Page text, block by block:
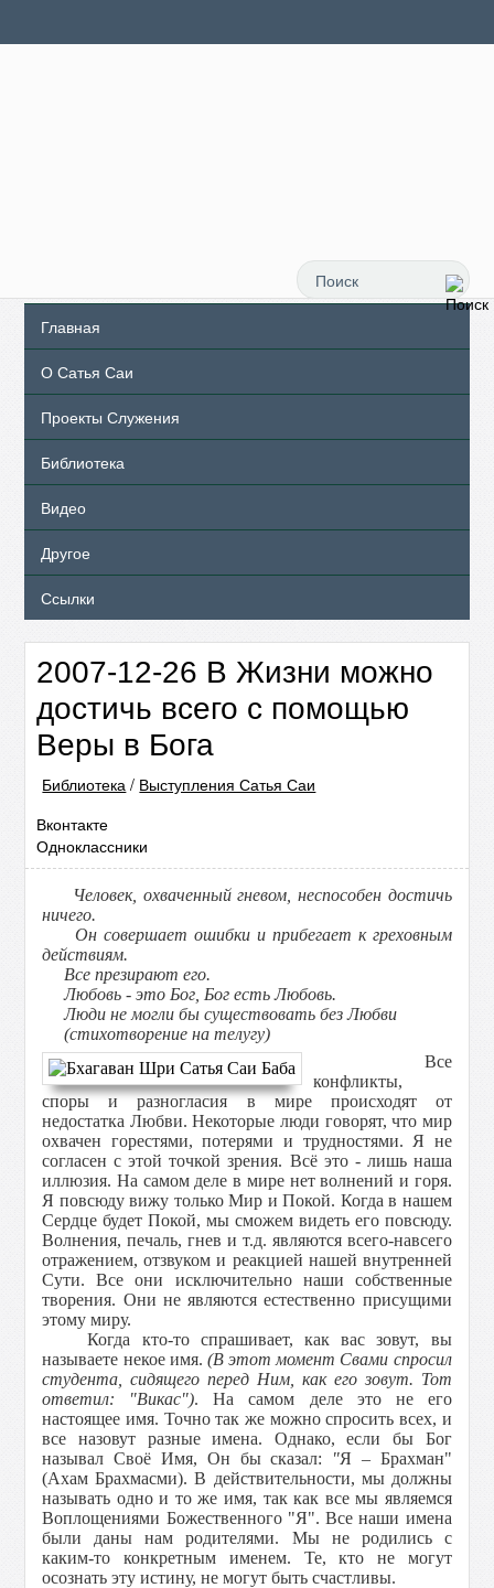
Главная
О Сатья Саи
Проекты Служения
Библиотека
Видео
Другое
Ссылки
2007-12-26 В Жизни можно
достичь всего с помощью
Веры в Бога
Библиотека / Выступления Сатья Саи
Вконтакте
Одноклассники
Человек, охваченный гневом, неспособен достичь
ничего.
Он совершает ошибки и прибегает к греховным
действиям.
Все презирают его.
Любовь - это Бог, Бог есть Любовь.
Люди не могли бы существовать без Любви
(стихотворение на телугу)
Все
конфликты,
споры и разногласия в мире происходят от
недостатка Любви. Некоторые люди говорят, что мир
охвачен горестями, потерями и трудностями. Я не
согласен с этой точкой зрения. Всё это - лишь наша
иллюзия. На самом деле в мире нет волнений и горя.
Я повсюду вижу только Мир и Покой. Когда в нашем
Сердце будет Покой, мы сможем видеть его повсюду.
Волнения, печаль, гнев и т.д. являются всего-навсего
отражением, отзвуком и реакцией нашей внутренней
Сути. Все они исключительно наши собственные
творения. Они не являются естественно присущими
этому миру.
Когда кто-то спрашивает, как вас зовут, вы
называете некое имя. (В этот момент Свами спросил
студента, сидящего перед Ним, как его зовут. Тот
ответил: "Викас"). На самом деле это не его
настоящее имя. Точно так же можно спросить всех, и
все назовут разные имена. Однако, если бы Бог
называл Своё Имя, Он бы сказал:
"Я – Брахман"
(Ахам Брахмасми). В действительности, мы должны
называть одно и то же имя, так как все мы являемся
Воплощениями Божественного "Я". Все наши имена
были даны нам родителями. Мы не родились с
каким-то конкретным именем. Те, кто не могут
осознать эту истину, не могут быть счастливы.